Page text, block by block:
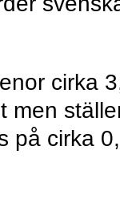
cirka
men
på cirka